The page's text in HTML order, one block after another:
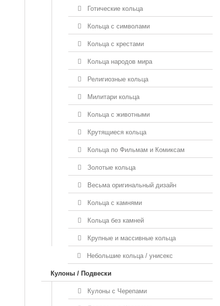
Готические кольца
Кольца с символами
Кольца с крестами
Кольца народов мира
Религиозные кольца
Милитари кольца
Кольца с животными
Крутящиеся кольца
Кольца по Фильмам и Комиксам
Золотые кольца
Весьма оригинальный дизайн
Кольца с камнями
Кольца без камней
Крупные и массивные кольца
Небольшие кольца / унисекс
Кулоны / Подвески
Кулоны с Черепами